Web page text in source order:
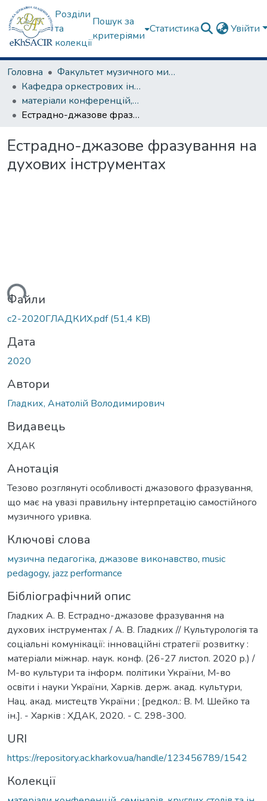
Розділи
та
колекції
Пошук за
критеріями
Статистика Увійти
Головна
Факультет музичного мистецтва
Кафедра оркестрових інструментів
матеріали конференцій, семінарів, круглих столів та ін.
Естрадно-джазове фразування на духових інструментах
Естрадно-джазове фразування на
духових інструментах
Файли
c2-2020ГЛАДКИХ.pdf(51,4 KB)
Дата
2020
Автори
Гладких, Анатолій Володимирович
Видавець
ХДАК
Анотація
Тезово розглянуті особливості джазового фразування,
що має на увазі правильну інтерпретацію самостійного
музичного уривка.
Ключові слова
музична педагогіка, джазове виконавство, music
pedagogy, jazz performance
Бібліографічний опис
Гладких А. В. Естрадно-джазове фразування на
духових інструментах / А. В. Гладких // Культурологія та
соціальні комунікації: інноваційні стратегії розвитку :
матеріали міжнар. наук. конф. (26-27 листоп. 2020 р.) /
М-во культури та інформ. політики України, М-во
освіти і науки України, Харків. держ. акад. культури,
Нац. акад. мистецтв України ; [редкол.: В. М. Шейко та
ін.]. - Харків : ХДАК, 2020. - C. 298-300.
URI
https://repository.ac.kharkov.ua/handle/123456789/1542
Колекції